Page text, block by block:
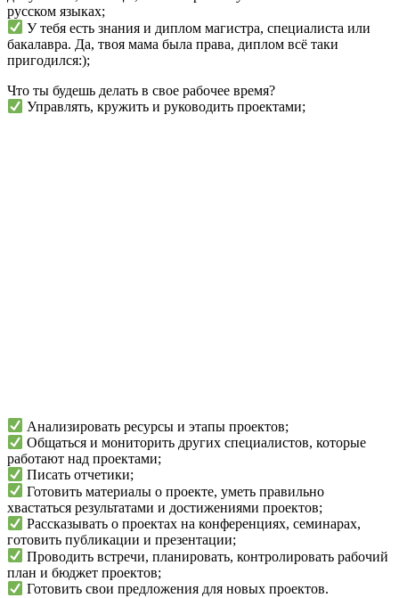
русском языках;
У тебя есть знания и диплом магистра, специалиста или
бакалавра. Да, твоя мама была права, диплом всё таки
пригодился:);
Что ты будешь делать в свое рабочее время?
Управлять, кружить и руководить проектами;
Анализировать ресурсы и этапы проектов;
Общаться и мониторить других специалистов, которые
работают над проектами;
Писать отчетики;
Готовить материалы о проекте, уметь правильно
хвастаться результатами и достижениями проектов;
Рассказывать о проектах на конференциях, семинарах,
готовить публикации и презентации;
Проводить встречи, планировать, контролировать рабочий
план и бюджет проектов;
Готовить свои предложения для новых проектов.